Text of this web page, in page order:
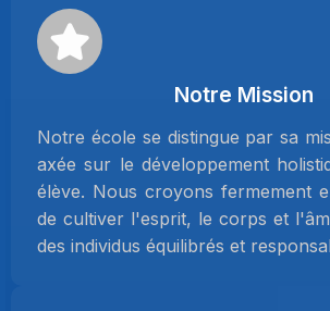
Notre Mission
Notre école se distingue par sa
axée sur le développement
élève. Nous croyons fermement
de cultiver l'esprit, le corps et
des individus équilibrés et